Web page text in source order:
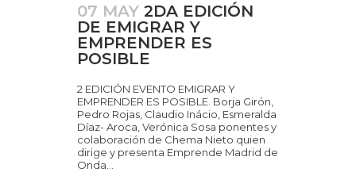
07 MAY 2DA EDICIÓN
DE EMIGRAR Y
EMPRENDER ES
POSIBLE
2 EDICIÓN EVENTO EMIGRAR Y
EMPRENDER ES POSIBLE. Borja Girón,
Pedro Rojas, Claudio Inácio, Esmeralda
Díaz- Aroca, Verónica Sosa ponentes y
colaboración de Chema Nieto quien
dirige y presenta Emprende Madrid de
Onda...